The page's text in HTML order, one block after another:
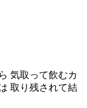
気取って飲むカ
取り残されて結